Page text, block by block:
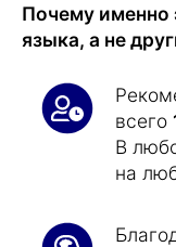
Почему именно
языка, а не
всего
В
на